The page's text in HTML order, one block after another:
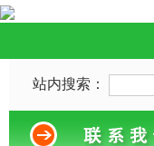
站内搜索：